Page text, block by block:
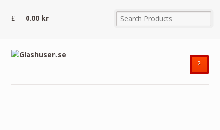
0.00 kr
²